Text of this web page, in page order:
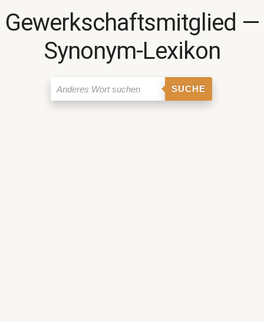
Gewerkschaftsmitglied ―
Synonym-Lexikon
SUCHE